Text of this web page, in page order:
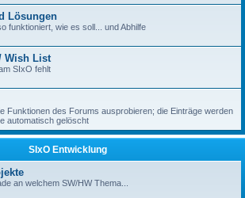
Lösungen
funktioniert, wie es soll... und Abhilfe
Wish List
SIxO fehlt
Funktionen des Forums ausprobieren; die Einträge werden
automatisch gelöscht
SIxO Entwicklung
an welchem SW/HW Thema...